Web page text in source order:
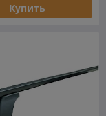
Купить